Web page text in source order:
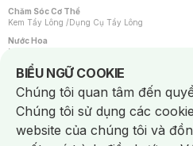
Chăm Sóc Cơ Thể
Kem Tẩy Lông /Dụng Cụ Tẩy Lông
Nước Hoa
Nước Hoa Nữ
Chăm Sóc Cá Nhân
Chống Muỗi /Khẩu Trang /Máy Massage/Mặt
Sản Phẩm Chăm Sóc Khác /Bàn Chải Đánh
Hỗ Trợ Trắng Răng/Kem Đánh Răng /Máy
Tăm / Chỉ Nha Khoa/ Xịt Thơm Miệng / Dung
Khăn Ướt Vệ Sinh Vùng Kín/Băng Vệ Sinh/
Máy Cạo Râu
BIỂU NGỮ COOKIE
Notice about cookies usage
Chúng tôi quan tâm đến
Chúng tôi sử dụng các
website của chúng tôi và